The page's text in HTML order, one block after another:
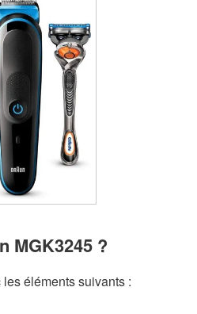
MGK3245 ?
éléments suivants :